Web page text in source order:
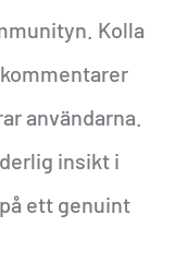
Kolla
användarna.
insikt i
ett genuint